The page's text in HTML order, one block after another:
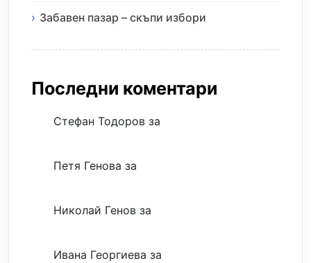
Забавен пазар – скъпи избори
Последни коментари
Стефан Тодоров за
Петя Генова за
Николай Генов за
Ивана Георгиева за